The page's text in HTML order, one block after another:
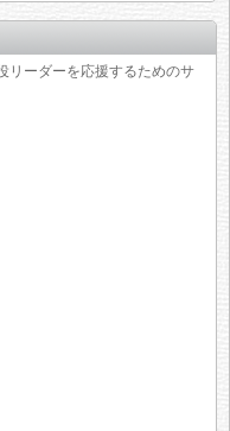
リーダーを応援するためのサ